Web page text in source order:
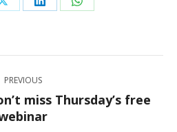
Share
X
Share
LinkedIn
Share
WhatsApp
PREVIOUS
Previous
post:
miss Thursday’s free